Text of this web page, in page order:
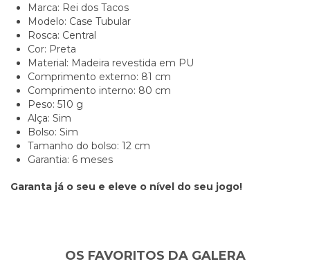
Marca: Rei dos Tacos
Modelo: Case Tubular
Rosca: Central
Cor: Preta
Material: Madeira revestida em PU
Comprimento externo: 81 cm
Comprimento interno: 80 cm
Peso: 510 g
Alça: Sim
Bolso: Sim
Tamanho do bolso: 12 cm
Garantia: 6 meses
Garanta já o seu e eleve o nível do seu jogo!
OS FAVORITOS DA GALERA